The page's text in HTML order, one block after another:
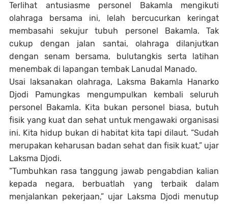
Terlihat antusiasme personel Bakamla mengikuti
olahraga bersama ini, lelah bercucurkan keringat
membasahi sekujur tubuh personel Bakamla. Tak
cukup dengan jalan santai, olahraga dilanjutkan
dengan senam bersama, bulutangkis serta latihan
menembak di lapangan tembak Lanudal Manado.
Usai laksanakan olahraga, Laksma Bakamla Hanarko
Djodi Pamungkas mengumpulkan kembali seluruh
personel Bakamla. Kita bukan personel biasa, butuh
fisik yang kuat dan sehat untuk mengawaki organisasi
ini. Kita hidup bukan di habitat kita tapi dilaut. “Sudah
merupakan keharusan badan sehat dan fisik kuat,” ujar
Laksma Djodi.
“Tumbuhkan rasa tanggung jawab pengabdian kalian
kepada negara, berbuatlah yang terbaik dalam
menjalankan pekerjaan,” ujar Laksma Djodi menutup